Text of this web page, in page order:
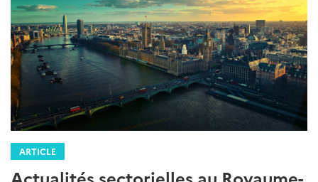
ARTICLE
Actualités sectorielles au Royaume-